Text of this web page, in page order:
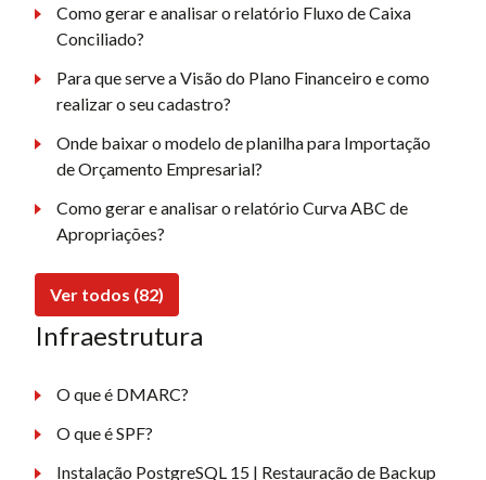
Como gerar e analisar o relatório Fluxo de Caixa
Conciliado?
Para que serve a Visão do Plano Financeiro e como
realizar o seu cadastro?
Onde baixar o modelo de planilha para Importação
de Orçamento Empresarial?
Como gerar e analisar o relatório Curva ABC de
Apropriações?
Ver todos (82)
Infraestrutura
O que é DMARC?
O que é SPF?
Instalação PostgreSQL 15 | Restauração de Backup